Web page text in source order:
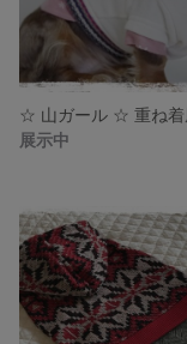
展示中